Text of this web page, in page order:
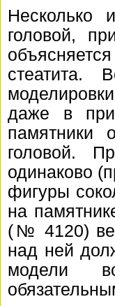
Несколько
головой,
стеатита.
даже в
памятники
головой.
одинаково
фигуры
на
(№ 4120)
над ней
модели